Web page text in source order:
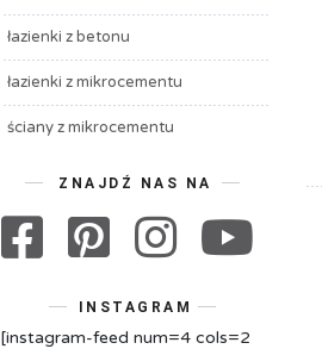
łazienki z betonu
łazienki z mikrocementu
ściany z mikrocementu
ZNAJDŹ NAS NA
INSTAGRAM
[instagram-feed num=4 cols=2